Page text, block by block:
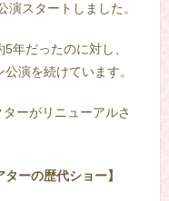
演スタートしました。
年だったのに対し、
演を続けています。
ーがリニューアルさ
ーの歴代ショー】